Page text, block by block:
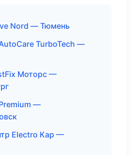
Nord — Тюмень
TurboTech —
Моторс —
—
Electro Кар —